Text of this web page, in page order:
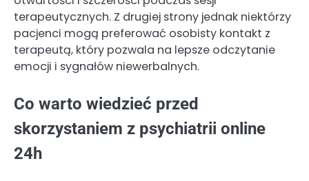
terapeutycznych. Z drugiej strony jednak niektórzy
pacjenci mogą preferować osobisty kontakt z
terapeutą, który pozwala na lepsze odczytanie
emocji i sygnałów niewerbalnych.
Co warto wiedzieć przed
skorzystaniem z psychiatrii online
24h